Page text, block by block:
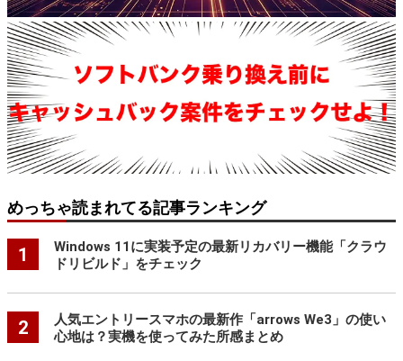
めっちゃ読まれてる記事ランキング
1
Windows 11に実装予定の最新リカバリー機能「クラウ
ドリビルド」をチェック
2
人気エントリースマホの最新作「arrows We3」の使い
心地は？実機を使ってみた所感まとめ